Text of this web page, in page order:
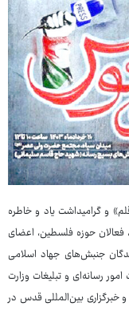
و گرامیداشت یاد و خاطره
فعالان حوزه فلسطین، اعضای
جنبش‌های جهاد اسلامی
توسط معاونت امور رسانه‌ای و تبلیغات وزارت
خبرگزاری بین‌المللی قدس در